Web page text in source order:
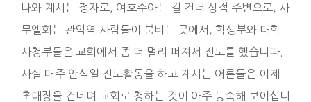
나와 계시는 정자로, 여호수아는 길 건너 상점 주변으로, 사
무엘회는 관악역 사람들이 붐비는 곳에서, 학생부와 대학
사청부들은 교회에서 좀 더 멀리 퍼져서 전도를 했습니다.
사실 매주 안식일 전도활동을 하고 계시는 어른들은 이제
초대장을 건네며 교회로 청하는 것이 아주 능숙해 보이십니